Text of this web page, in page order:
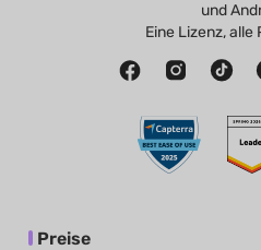
und
Eine Lizenz,
Preise